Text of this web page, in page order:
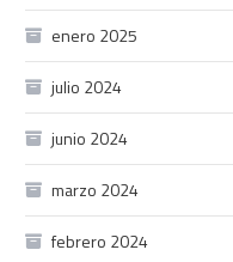
enero 2025
julio 2024
junio 2024
marzo 2024
febrero 2024